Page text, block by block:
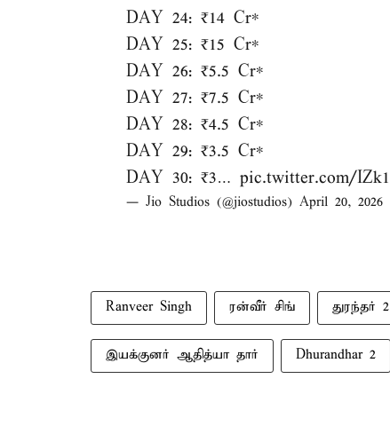
DAY 24: ₹14 Cr*
DAY 25: ₹15 Cr*
DAY 26: ₹5.5 Cr*
DAY 27: ₹7.5 Cr*
DAY 28: ₹4.5 Cr*
DAY 29: ₹3.5 Cr*
DAY 30: ₹3… pic.twitter.com/
— Jio Studios (@jiostudios) April 20, 2026
Ranveer Singh ரன்வீர் சிங் துரந்தர் 2
இயக்குனர் ஆதித்யா தார் Dhurandhar 2